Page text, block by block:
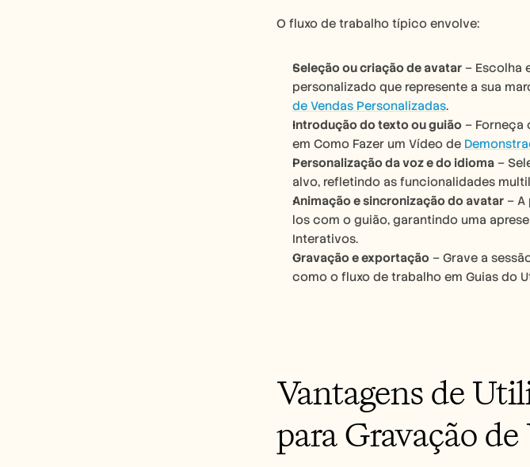
O fluxo de trabalho típico envolve:
Seleção ou criação de avatar – Escolha
personalizado que represente a sua
de Vendas Personalizadas.
Introdução do texto ou guião – Forneça
em Como Fazer um Vídeo de
Personalização da voz e do idioma –
alvo, refletindo as funcionalidades
Animação e sincronização do avatar – A
los com o guião, garantindo uma
Interativos.
Gravação e exportação – Grave a
como o fluxo de trabalho em Guias do
Vantagens de
para Gravação